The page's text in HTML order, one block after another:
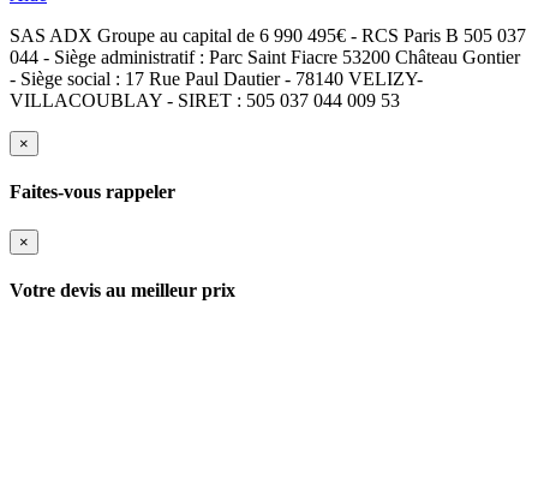
SAS ADX Groupe au capital de 6 990 495€ - RCS Paris B 505 037
044 - Siège administratif : Parc Saint Fiacre 53200 Château Gontier
- Siège social : 17 Rue Paul Dautier - 78140 VELIZY-
VILLACOUBLAY - SIRET : 505 037 044 009 53
×
Faites-vous rappeler
×
Votre devis au meilleur prix